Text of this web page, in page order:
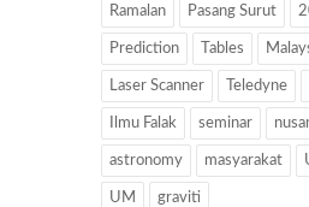
Ramalan Pasang Surut
Prediction Tables
Laser Scanner Teledyne
Ilmu Falak seminar
astronomy masyarakat
UM graviti